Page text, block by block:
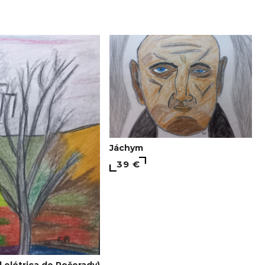
Jáchym
39 €